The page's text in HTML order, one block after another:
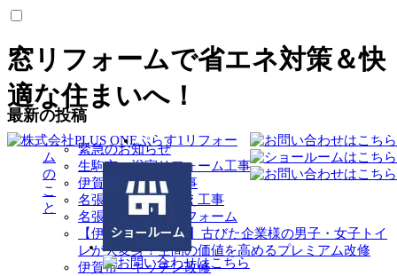
窓リフォームで省エネ対策＆快
適な住まいへ！
ぷらす1リフォー
ム
の
こ
と
最新の投稿
緊急のお知らせ
生駒市 浴室リフォーム工事
伊賀市 トイレ工事
名張市 瓦葺き替え工事
名張市 トイレリフォーム
【伊賀市 施工事例】古びた企業様の男子・女子トイ
レが大変身！空間の価値を高めるプレミアム改修
伊賀市 キッチン改修